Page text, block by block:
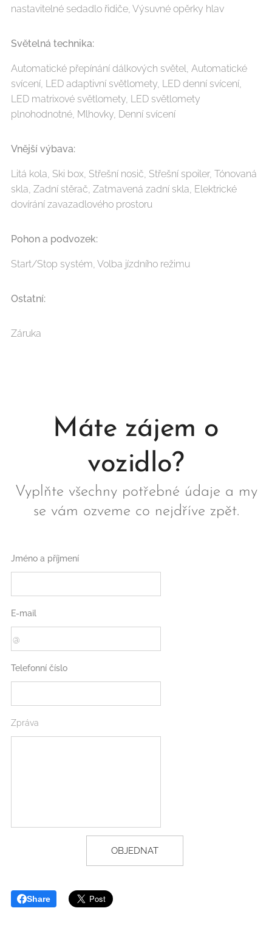
nastavitelné sedadlo řidiče, Výsuvné opěrky hlav
Světelná technika:
Automatické přepínání dálkových světel, Automatické
svícení, LED adaptivní světlomety, LED denní svícení,
LED matrixové světlomety, LED světlomety
plnohodnotné, Mlhovky, Denní svícení
Vnější výbava:
Litá kola, Ski box, Střešní nosič, Střešní spoiler, Tónovaná
skla, Zadní stěrač, Zatmavená zadní skla, Elektrické
dovírání zavazadlového prostoru
Pohon a podvozek:
Start/Stop systém, Volba jízdního režimu
Ostatní:
Záruka
Máte zájem o
vozidlo?
Vyplňte všechny potřebné údaje a my
se vám ozveme co nejdříve zpět.
Jméno a příjmení
E-mail
Telefonní číslo
Zpráva
OBJEDNAT
Share